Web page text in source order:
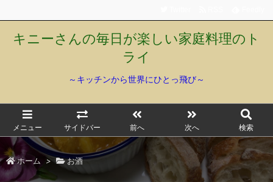
キニーさんの毎日が楽しい家庭料理のト
ライ
～キッチンから世界にひとっ飛び～
メニュー サイドバー 前へ 次へ 検索
ホーム > お酒